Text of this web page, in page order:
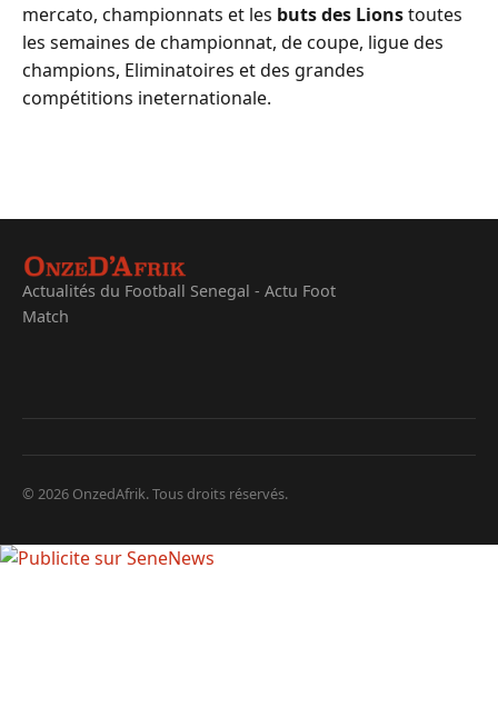
mercato, championnats et les buts des Lionstoutes
les semaines de championnat, de coupe, ligue des
champions, Eliminatoires et des grandes
compétitions ineternationale.
Actualités du Football Senegal - Actu Foot
Match
© 2026 OnzedAfrik. Tous droits réservés.